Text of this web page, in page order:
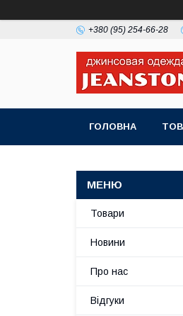
+380 (95) 254-66-28
ГОЛОВНА
Товари
Новини
Про нас
Відгуки